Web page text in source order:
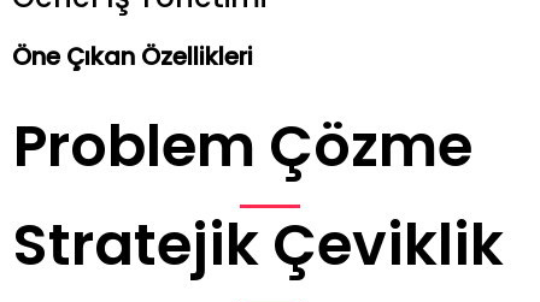
Öne Çıkan Özellikleri
Problem Çözme
Stratejik Çeviklik